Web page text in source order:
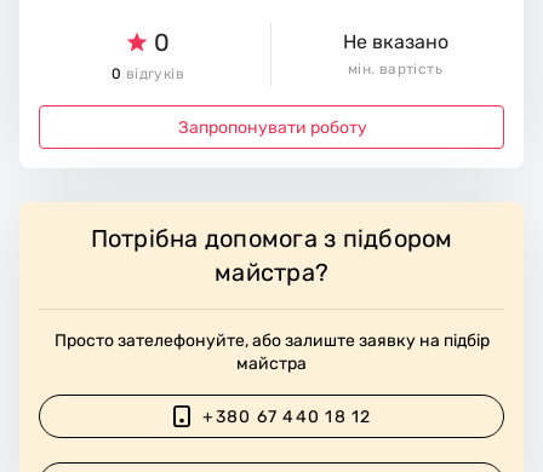
0
0 відгуків
Не вказано
мін. вартість
Запропонувати роботу
Потрібна допомога з підбором
майстра?
Просто зателефонуйте, або залиште заявку на підбір
майстра
+380 67 440 18 12